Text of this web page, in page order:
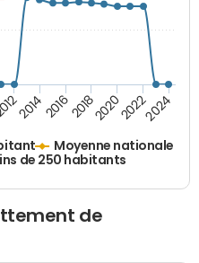
Moyenne nationale
de 250 habitants
201420162018202020222024
de